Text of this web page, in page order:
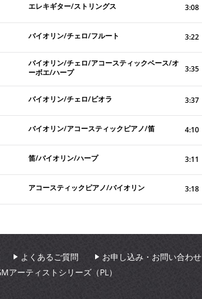
エレキギター/ストリングス 3:08
バイオリン/チェロ/フルート 3:22
バイオリン/チェロ/アコースティックベース/オ
ーボエ/ハープ
3:35
バイオリン/チェロ/ビオラ 3:37
バイオリン/アコースティックピアノ/笛 4:10
笛/バイオリン/ハープ 3:11
アコースティックピアノ/バイオリン 3:18
よくあるご質問
お申し込み・お問い合わせ
アーティストシリーズ（PL）